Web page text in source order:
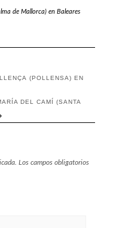
la joya
de Mallorca) en Baleares
(POLLENSA) EN
DEL CAMÍ (SANTA
Los campos obligatorios